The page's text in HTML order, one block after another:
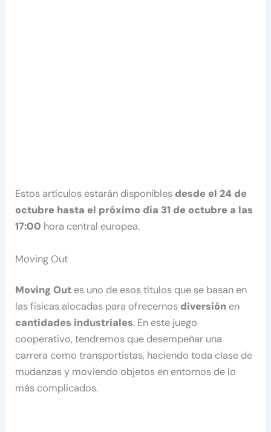
Estos artículos estarán disponibles desde el 24 de
octubre hasta el próximo día 31 de octubre a las
17:00 hora central europea.
Moving Out
Moving Out es uno de esos títulos que se basan en
las físicas alocadas para ofrecernos diversión en
cantidades industriales. En este juego
cooperativo, tendremos que desempeñar una
carrera como transportistas, haciendo toda clase de
mudanzas y moviendo objetos en entornos de lo
más complicados.